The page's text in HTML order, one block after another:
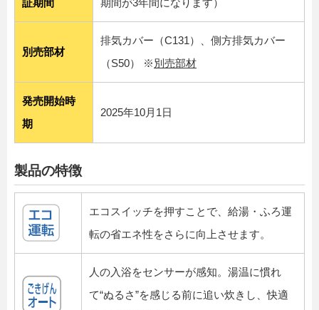
別売部材
排気カバー（C131）、側方排気カバー
（S50） ※別売部材
発売開始時
期
2025年10月1日
製品の特徴
エコスイッチを押すことで、給湯・ふろ運
転の省エネ性をさらに向上させます。
人の入浴をセンサーが感知。湯温に慣れ
て“ぬるさ”を感じる前に追い炊きし、快適